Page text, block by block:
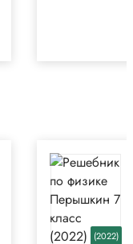
(2022)